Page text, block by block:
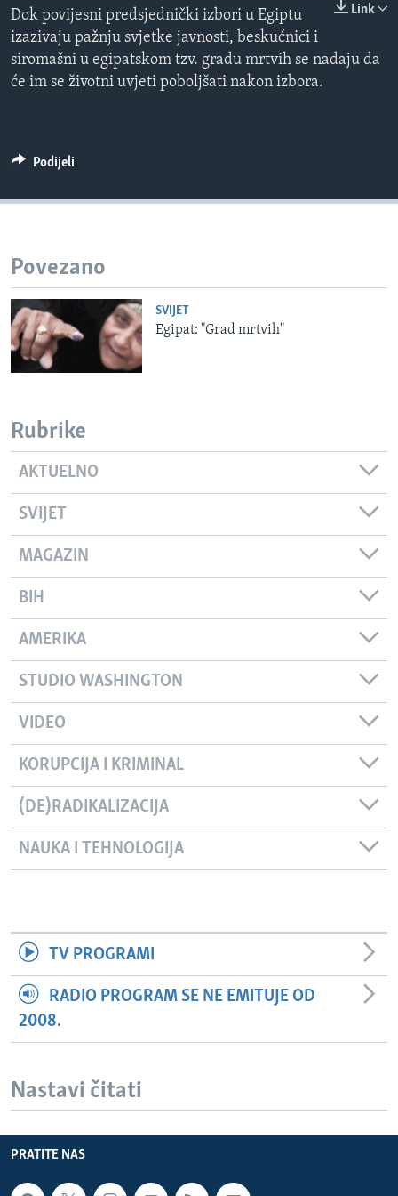
MAGAZIN
O GLASU AMERIKE
Link
Dok povijesni predsjednički izbori u Egiptu
izazivaju pažnju svjetke javnosti, beskućnici i
siromašni u egipatskom tzv. gradu mrtvih se nadaju da
će im se životni uvjeti poboljšati nakon izbora.
Podijeli
Povezano
SVIJET
Egipat: "Grad mrtvih"
Rubrike
AKTUELNO
SVIJET
MAGAZIN
BIH
AMERIKA
STUDIO WASHINGTON
VIDEO
KORUPCIJA I KRIMINAL
(DE)RADIKALIZACIJA
NAUKA I TEHNOLOGIJA
TV PROGRAMI
RADIO PROGRAM SE NE EMITUJE OD
2008.
Nastavi čitati
PRATITE NAS